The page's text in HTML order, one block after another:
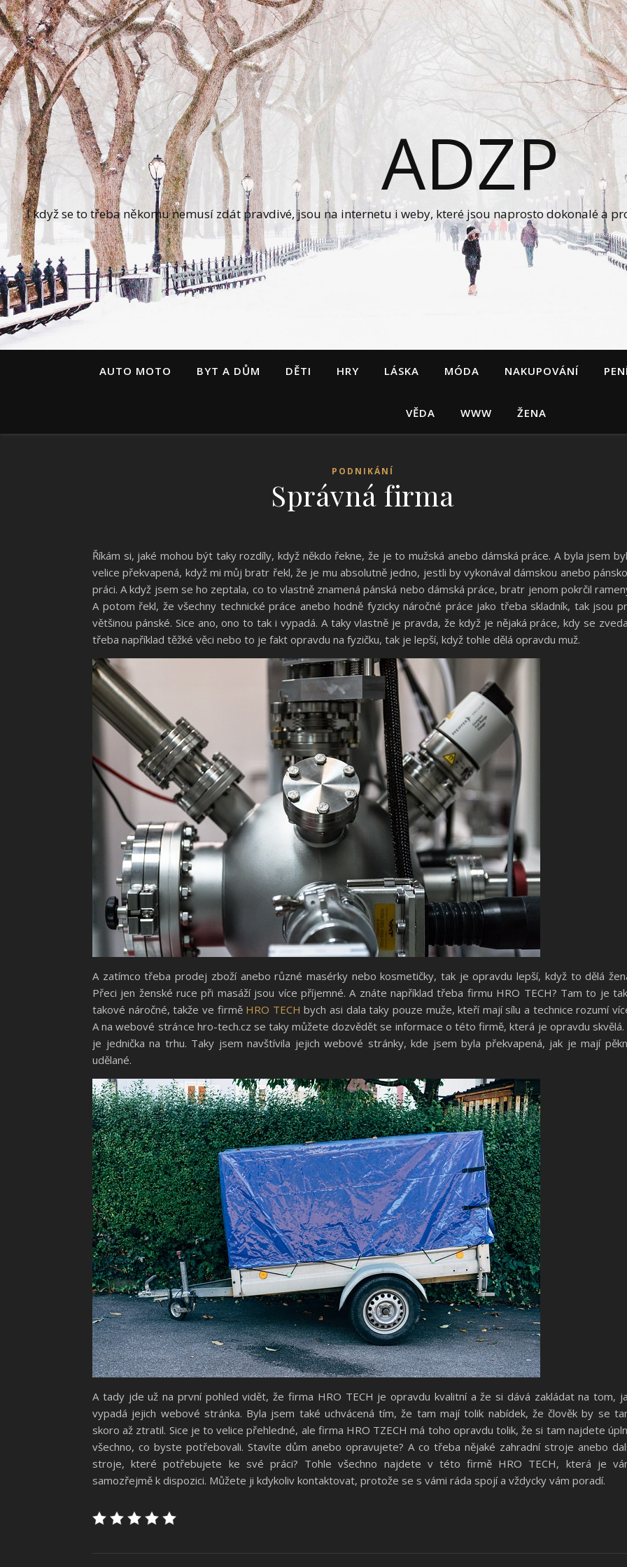
ADZP
I když se to třeba někomu nemusí zdát pravdivé, jsou na internetu i weby, které jsou naprosto dokonalé a
AUTO MOTO BYT A DŮM DĚTI HRY LÁSKA MÓDA NAKUPOVÁNÍ
VĚDA WWW ŽENA
PODNIKÁNÍ
Správná firma
Říkám si, jaké mohou být taky rozdíly, když někdo řekne, že je to mužská anebo dámská práce. A byla jsem
velice překvapená, když mi můj bratr řekl, že je mu absolutně jedno, jestli by vykonával dámskou anebo
práci. A když jsem se ho zeptala, co to vlastně znamená pánská nebo dámská práce, bratr jenom pokrčil
A potom řekl, že všechny technické práce anebo hodně fyzicky náročné práce jako třeba skladník, tak jsou
většinou pánské. Sice ano, ono to tak i vypadá. A taky vlastně je pravda, že když je nějaká práce, kdy se
třeba například těžké věci nebo to je fakt opravdu na fyzičku, tak je lepší, když tohle dělá opravdu muž.
A zatímco třeba prodej zboží anebo různé masérky nebo kosmetičky, tak je opravdu lepší, když to dělá
Přeci jen ženské ruce při masáží jsou více příjemné. A znáte například třeba firmu HRO TECH? Tam to je
takové náročné, takže ve firmě HRO TECH bych asi dala taky pouze muže, kteří mají sílu a technice rozumí
A na webové stránce hro-tech.cz se taky můžete dozvědět se informace o této firmě, která je opravdu skvělá.
je jednička na trhu. Taky jsem navštívila jejich webové stránky, kde jsem byla překvapená, jak je mají
udělané.
A tady jde už na první pohled vidět, že firma HRO TECH je opravdu kvalitní a že si dává zakládat na tom,
vypadá jejich webové stránka. Byla jsem také uchvácená tím, že tam mají tolik nabídek, že člověk by se
skoro až ztratil. Sice je to velice přehledné, ale firma HRO TZECH má toho opravdu tolik, že si tam najdete
všechno, co byste potřebovali. Stavíte dům anebo opravujete? A co třeba nějaké zahradní stroje anebo
stroje, které potřebujete ke své práci? Tohle všechno najdete v této firmě HRO TECH, která je
samozřejmě k dispozici. Můžete ji kdykoliv kontaktovat, protože se s vámi ráda spojí a vždycky vám poradí.